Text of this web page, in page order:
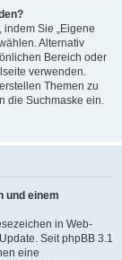
Sie „Eigene
Alternativ
Bereich oder
verwenden.
Themen zu
die Suchmaske ein.
und einem
in Web-
Seit phpBB 3.1
eine